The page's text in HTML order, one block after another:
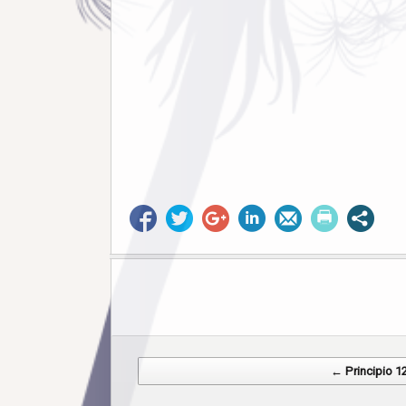
Post navigation← Principio